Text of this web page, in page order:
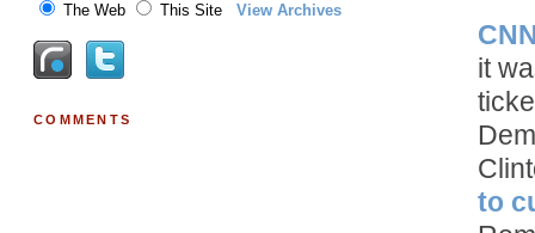
it
to
The Web This Site View Archives
COMMENTS